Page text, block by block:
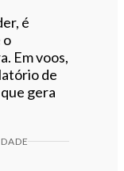
é
o
Em voos,
de
gera